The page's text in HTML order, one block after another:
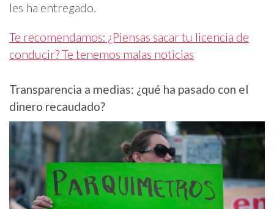
les ha entregado.
Te recomendamos: ¿Piensas sacar tu licencia de
conducir? Te tenemos malas noticias
Transparencia a medias: ¿qué ha pasado con el
dinero recaudado?